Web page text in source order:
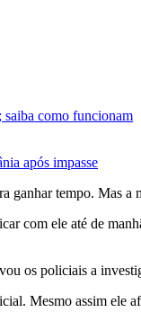
saiba como funcionam
após impasse
tempo. Mas
ele até de
os policiais a
Mesmo assim